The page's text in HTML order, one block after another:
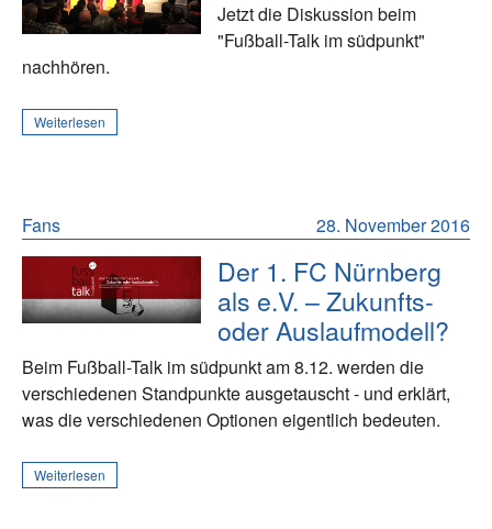
Jetzt die Diskussion beim
"Fußball-Talk im südpunkt"
nachhören.
Weiterlesen
28. November 2016
Fans
Der 1. FC Nürnberg
als e.V. – Zukunfts-
oder Auslaufmodell?
Beim Fußball-Talk im südpunkt am 8.12. werden die
verschiedenen Standpunkte ausgetauscht - und erklärt,
was die verschiedenen Optionen eigentlich bedeuten.
Weiterlesen